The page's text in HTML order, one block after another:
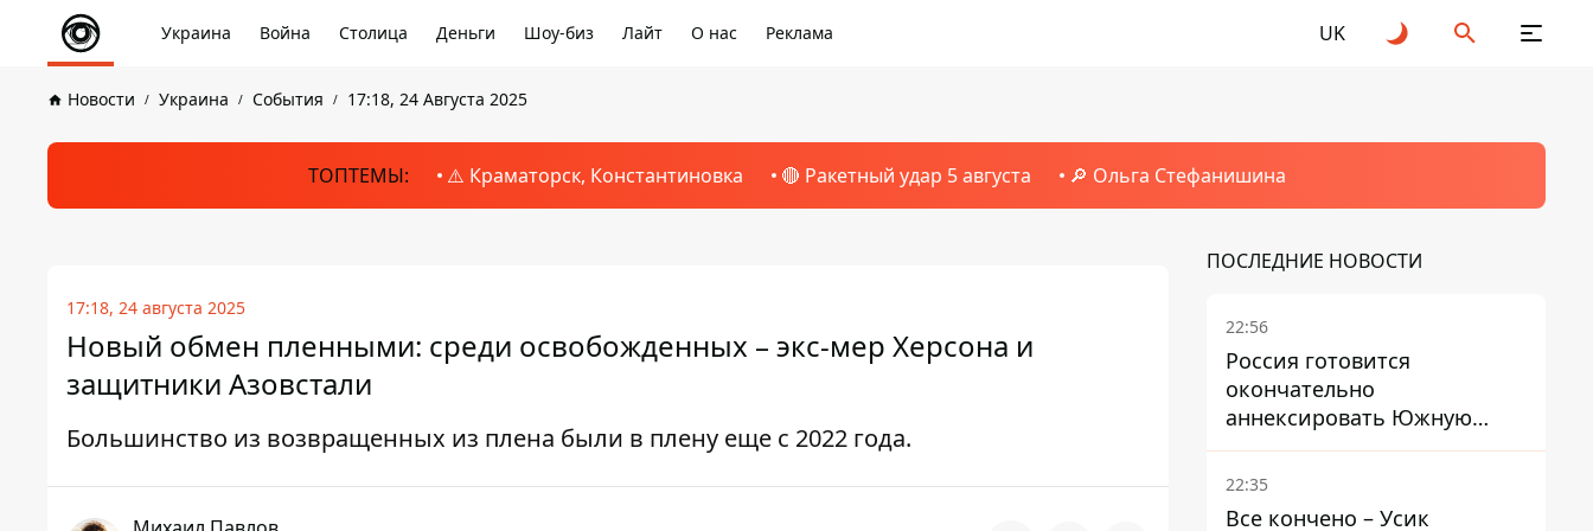
Украина Война Столица Деньги Шоу-биз Лайт О нас Реклама UK
Новости Украина События 17:18, 24 Августа 2025
ТОПТЕМЫ: ⚠️ Краматорск, Константиновка 🔴 Ракетный удар 5 августа 🔎 Ольга Стефанишина
17:18, 24 августа 2025
Новый обмен пленными: среди освобожденных – экс-мер Херсона и
защитники Азовстали
Большинство из возвращенных из плена были в плену еще с 2022 года.
ПОСЛЕДНИЕ НОВОСТИ
22:56
Россия готовится
окончательно
аннексировать Южную
Осетию – страны НАТО
обеспокоены
22:35
Все кончено – Усик